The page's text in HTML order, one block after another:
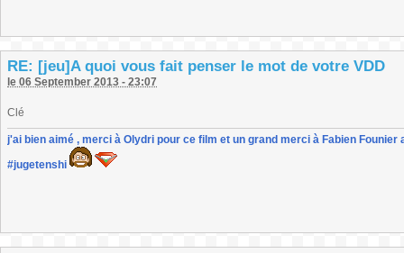
RE: [jeu]A quoi vous fait penser le mot de votre VDD
le 06 September 2013 - 23:07
Clé
j'ai bien aimé , merci à Olydri pour ce film et un grand merci à Fabien
#jugetenshi